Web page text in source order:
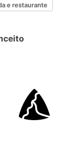
e restaurante